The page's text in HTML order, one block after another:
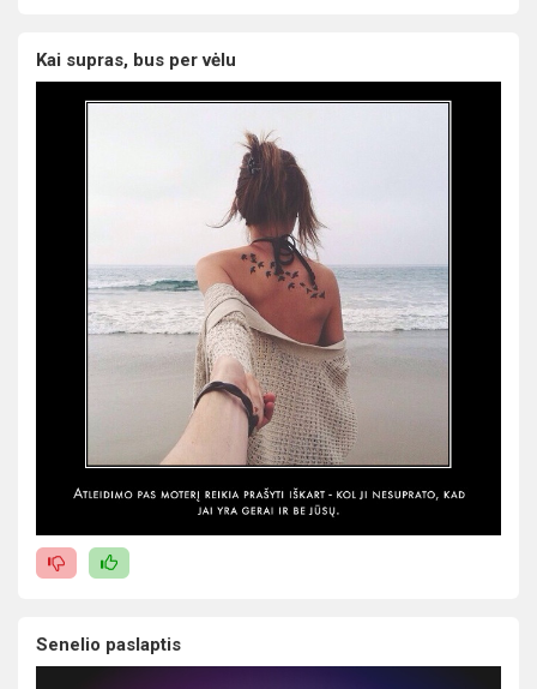
Kai supras, bus per vėlu
Senelio paslaptis